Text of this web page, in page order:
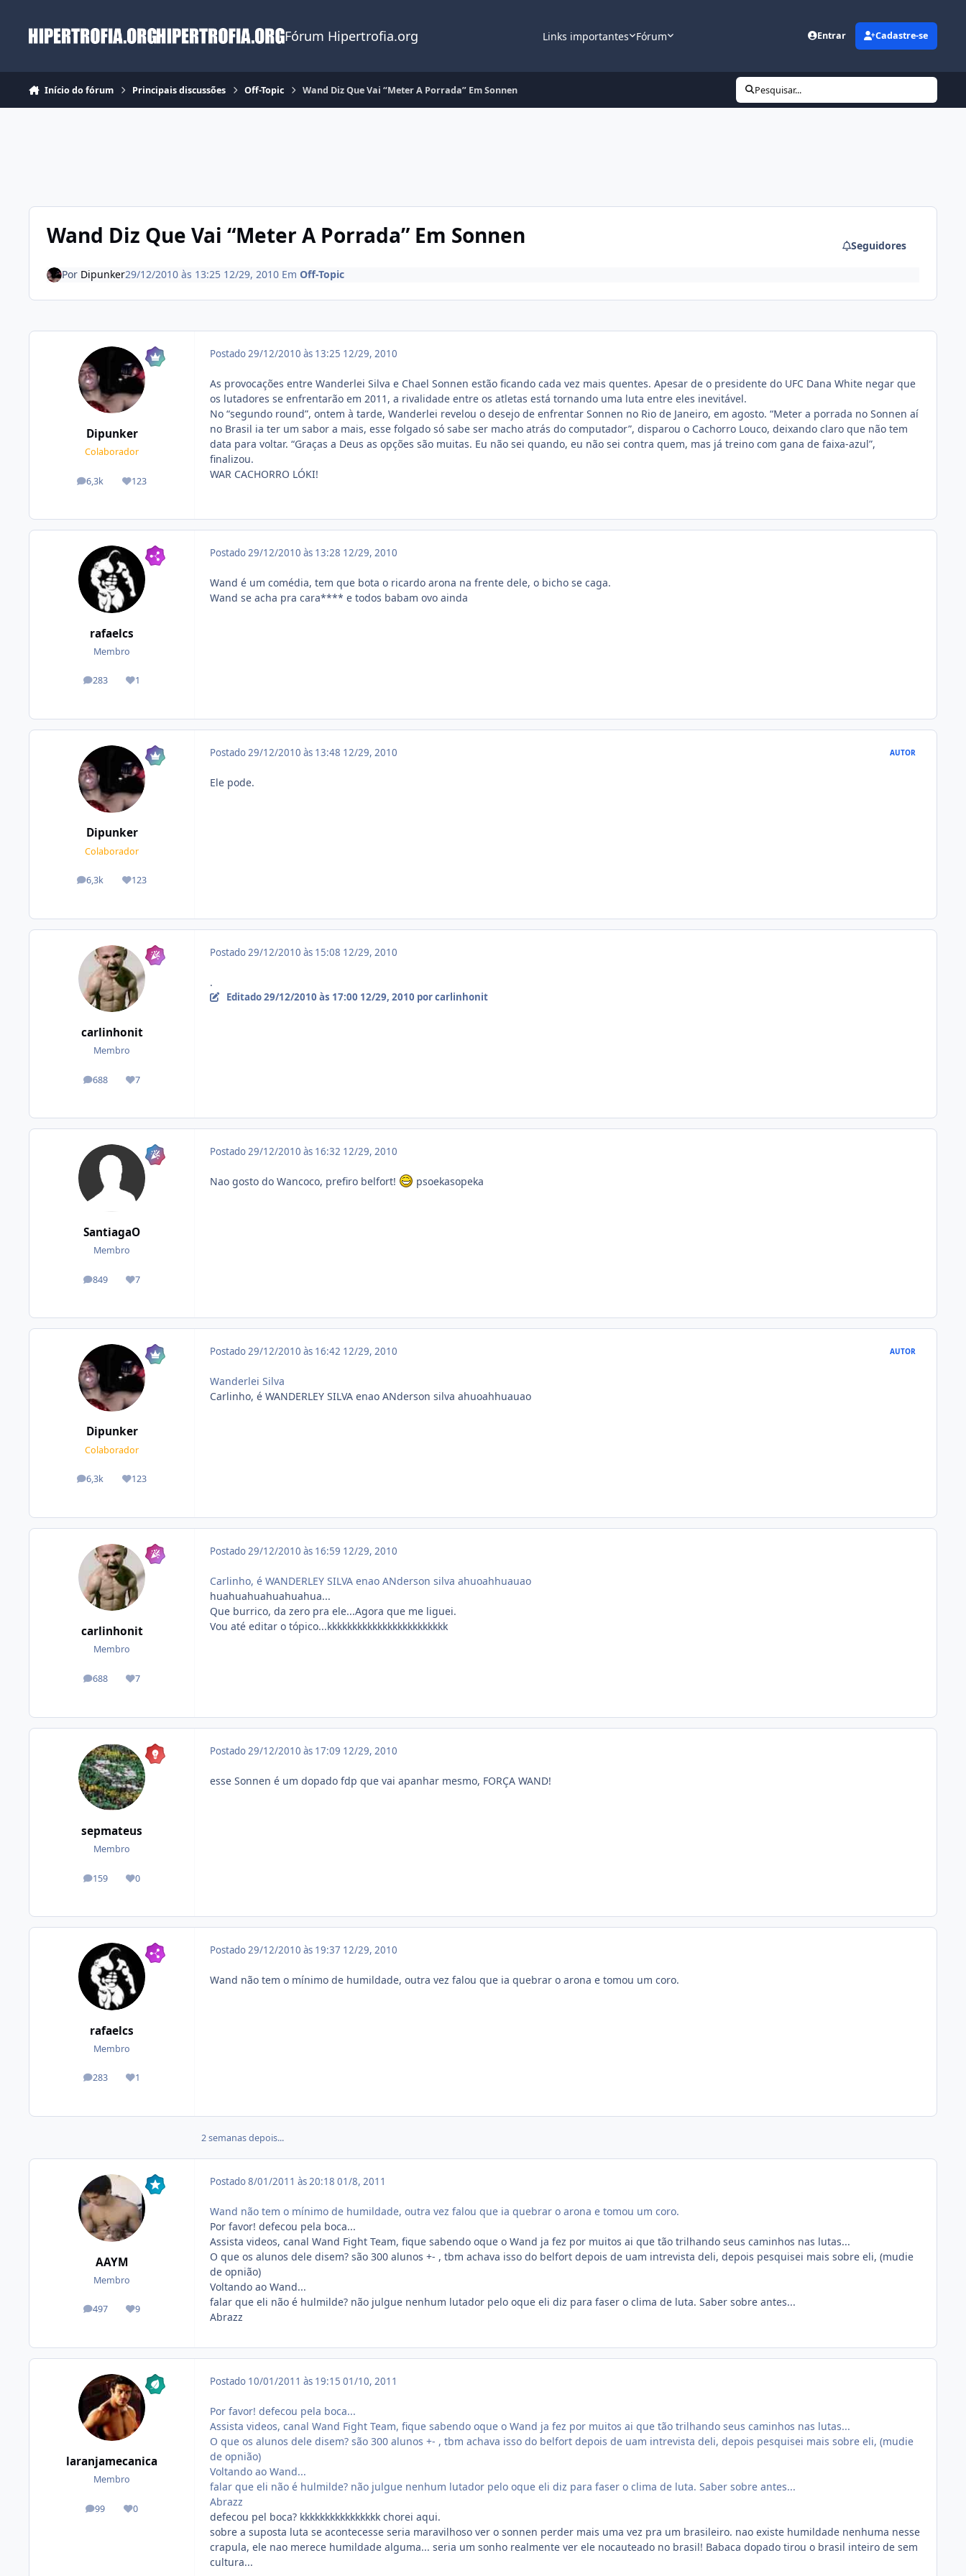
Fórum Hipertrofia.org Links importantes Fórum Entrar Cadastre-se
Início do fórum Principais discussões Off-Topic Wand Diz Que Vai “Meter A Porrada” Em Sonnen Pesquisar...
Wand Diz Que Vai “Meter A Porrada” Em Sonnen Seguidores
Por Dipunker29/12/2010 às 13:25 12/29, 2010 Em Off-Topic
Dipunker
Colaborador
6,3k
posts 123
Reputação
Postado 29/12/2010 às 13:25 12/29, 2010
As provocações entre Wanderlei Silva e Chael Sonnen estão ficando cada vez mais quentes. Apesar de o presidente do UFC Dana White negar que
os lutadores se enfrentarão em 2011, a rivalidade entre os atletas está tornando uma luta entre eles inevitável.
No “segundo round”, ontem à tarde, Wanderlei revelou o desejo de enfrentar Sonnen no Rio de Janeiro, em agosto. “Meter a porrada no Sonnen aí
no Brasil ia ter um sabor a mais, esse folgado só sabe ser macho atrás do computador”, disparou o Cachorro Louco, deixando claro que não tem
data para voltar. “Graças a Deus as opções são muitas. Eu não sei quando, eu não sei contra quem, mas já treino com gana de faixa-azul”,
finalizou.
WAR CACHORRO LÓKI!
rafaelcs
Membro
283
posts 1
Reputação
Postado29/12/2010 às 13:28 12/29, 2010
Wand é um comédia, tem que bota o ricardo arona na frente dele, o bicho se caga.
Wand se acha pra cara**** e todos babam ovo ainda
Dipunker
Colaborador
6,3k
posts 123
Reputação
Postado29/12/2010 às 13:48 12/29, 2010 AUTOR
Ele pode.
carlinhonit
Membro
688
posts 7
Reputação
Postado29/12/2010 às 15:08 12/29, 2010
.
Editado29/12/2010 às 17:00 12/29, 2010 por carlinhonit
SantiagaO
Membro
849
posts 7
Reputação
Postado29/12/2010 às 16:32 12/29, 2010
Nao gosto do Wancoco, prefiro belfort! psoekasopeka
Dipunker
Colaborador
6,3k
posts 123
Reputação
Postado29/12/2010 às 16:42 12/29, 2010 AUTOR
Wanderlei Silva
Carlinho, é WANDERLEY SILVA enao ANderson silva ahuoahhuauao
carlinhonit
Membro
688
posts 7
Reputação
Postado29/12/2010 às 16:59 12/29, 2010
Carlinho, é WANDERLEY SILVA enao ANderson silva ahuoahhuauao
huahuahuahuahuahua...
Que burrico, da zero pra ele...Agora que me liguei.
Vou até editar o tópico...kkkkkkkkkkkkkkkkkkkkkkkk
sepmateus
Membro
159
posts 0
Reputação
Postado29/12/2010 às 17:09 12/29, 2010
esse Sonnen é um dopado fdp que vai apanhar mesmo, FORÇA WAND!
rafaelcs
Membro
283
posts 1
Reputação
Postado29/12/2010 às 19:37 12/29, 2010
Wand não tem o mínimo de humildade, outra vez falou que ia quebrar o arona e tomou um coro.
2 semanas depois...
AAYM
Membro
497
posts 9
Reputação
Postado8/01/2011 às 20:18 01/8, 2011
Wand não tem o mínimo de humildade, outra vez falou que ia quebrar o arona e tomou um coro.
Por favor! defecou pela boca...
Assista videos, canal Wand Fight Team, fique sabendo oque o Wand ja fez por muitos ai que tão trilhando seus caminhos nas lutas...
O que os alunos dele disem? são 300 alunos +- , tbm achava isso do belfort depois de uam intrevista deli, depois pesquisei mais sobre eli, (mudie
de opnião)
Voltando ao Wand...
falar que eli não é hulmilde? não julgue nenhum lutador pelo oque eli diz para faser o clima de luta. Saber sobre antes...
Abrazz
laranjamecanica
Membro
99
posts 0
Reputação
Postado 10/01/2011 às 19:15 01/10, 2011
Por favor! defecou pela boca...
Assista videos, canal Wand Fight Team, fique sabendo oque o Wand ja fez por muitos ai que tão trilhando seus caminhos nas lutas...
O que os alunos dele disem? são 300 alunos +- , tbm achava isso do belfort depois de uam intrevista deli, depois pesquisei mais sobre eli, (mudie
de opnião)
Voltando ao Wand...
falar que eli não é hulmilde? não julgue nenhum lutador pelo oque eli diz para faser o clima de luta. Saber sobre antes...
Abrazz
defecou pel boca? kkkkkkkkkkkkkkkk chorei aqui.
sobre a suposta luta se acontecesse seria maravilhoso ver o sonnen perder mais uma vez pra um brasileiro. nao existe humildade nenhuma nesse
crapula, ele nao merece humildade alguma... seria um sonho realmente ver ele nocauteado no brasil! Babaca dopado tirou o brasil inteiro de sem
cultura...